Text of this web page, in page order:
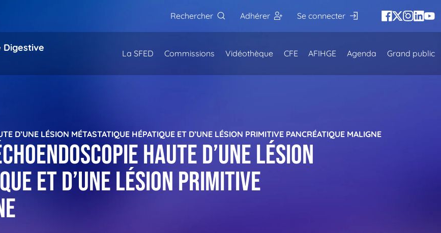
Rechercher
Adhérer Se connecter
Digestive
La SFED Commissions Vidéothèque CFE AFIHGE Agenda Grand public
D’UNE LÉSION MÉTASTATIQUE HÉPATIQUE ET D’UNE LÉSION PRIMITIVE PANCRÉATIQUE MALIGNE
haute d’une lésion
et d’une lésion primitive